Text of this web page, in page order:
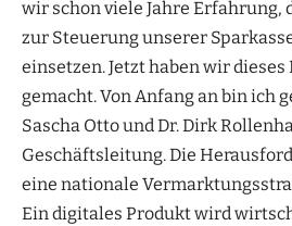
wir schon viele Jahre Erfahrung,
zur Steuerung unserer
einsetzen. Jetzt haben wir
gemacht. Von Anfang an bin ich
Sascha Otto und Dr. Dirk
Geschäftsleitung. Die
eine nationale
Ein digitales Produkt wird